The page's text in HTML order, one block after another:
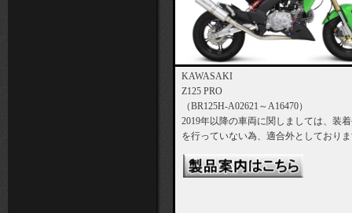
KAWASAKI
Z125 PRO
（BR125H-A02621～A16470）
2019年以降の車両に関しましては、装
を行っていない為、適合外としており